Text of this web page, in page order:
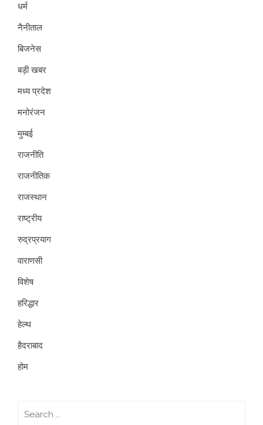
धर्म
नैनीताल
बिजनेस
बड़ी खबर
मध्य प्रदेश
मनोरंजन
मुम्बई
राजनीति
राजनीतिक
राजस्थान
राष्ट्रीय
रुद्रप्रयाग
वाराणसी
विशेष
हरिद्धार
हेल्थ
हैदराबाद
होम